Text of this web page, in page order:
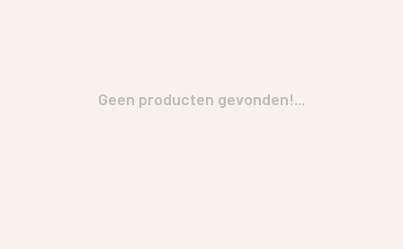
Geen producten gevonden!...